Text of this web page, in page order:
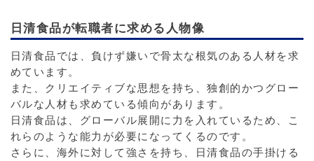
日清食品が転職者に求める人物像
日清食品では、負けず嫌いで骨太な根気のある人材を求
めています。
また、クリエイティブな思想を持ち、独創的かつグロー
バルな人材も求めている傾向があります。
日清食品は、グローバル展開に力を入れているため、こ
れらのような能力が必要になってくるのです。
さらに、海外に対して強さを持ち、日清食品の手掛ける